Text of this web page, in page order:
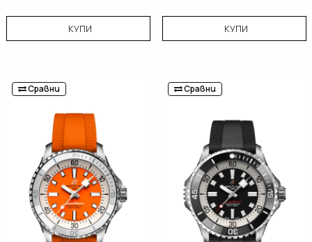
КУПИ КУПИ
Сравни Сравни